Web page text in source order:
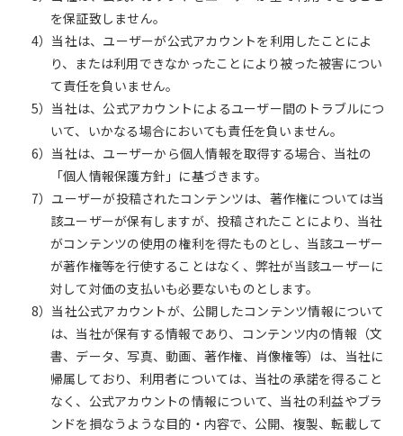
を保証致しません。
4）当社は、ユーザーが公式アカウントを利用したことによ
り、または利用できなかったことにより被った被害につい
て責任を負いません。
5）当社は、公式アカウントによるユーザー間のトラブルにつ
いて、いかなる場合においても責任を負いません。
6）当社は、ユーザーから個人情報を取得する場合、当社の
「個人情報保護方針」に基づきます。
7）ユーザーが投稿されたコンテンツは、著作権については当
該ユーザーが保有しますが、投稿されたことにより、当社
がコンテンツの使用の権利を得たものとし、当該ユーザー
が著作権等を行使することはなく、弊社が当該ユーザーに
対して対価の支払いも必要ないものとします。
8）当社公式アカウントが、公開したコンテンツ情報について
は、当社が保有する情報であり、コンテンツ内の情報（文
書、データ、写真、動画、著作権、肖像権等）は、当社に
帰属しており、利用者については、当社の承諾を得ること
なく、公式アカウントの情報について、当社の利益やブラ
ンドを損なうような目的・内容で、公開、複製、転載して